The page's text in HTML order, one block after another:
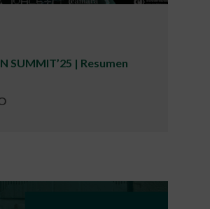
SUMMIT’25 | Resumen